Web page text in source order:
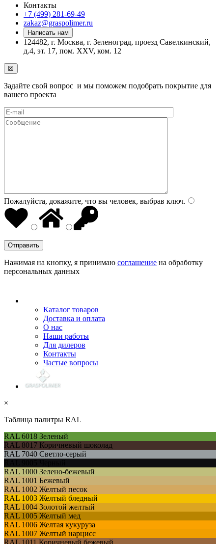
Контакты
+7 (499) 281-69-49
zakaz@graspolimer.ru
Написать нам
124482, г. Москва, г. Зеленоград, проезд Савелкинский,
д.4, эт. 17, пом. ХХV, ком. 12
☒
Задайте свой вопрос и мы поможем подобрать покрытие для
вашего проекта
Пожалуйста, докажите, что вы человек, выбрав ключ.
Нажимая на кнопку, я принимаю соглашение на обработку
персональных данных
Каталог товаров
Доставка и оплата
О нас
Наши работы
Для дилеров
Контакты
Частые вопросы
×
Таблица палитры RAL
RAL 6018 Зеленый
RAL 8017 Коричневый шоколад
RAL 7040 Светло-серый
RAL 1000 Зелено-бежевый
RAL 1001 Бежевый
RAL 1002 Желтый песок
RAL 1003 Желтый бледный
RAL 1004 Золотой желтый
RAL 1005 Желтый мед
RAL 1006 Желтая кукуруза
RAL 1007 Желтый нарцисс
RAL 1011 Коричневый бежевый